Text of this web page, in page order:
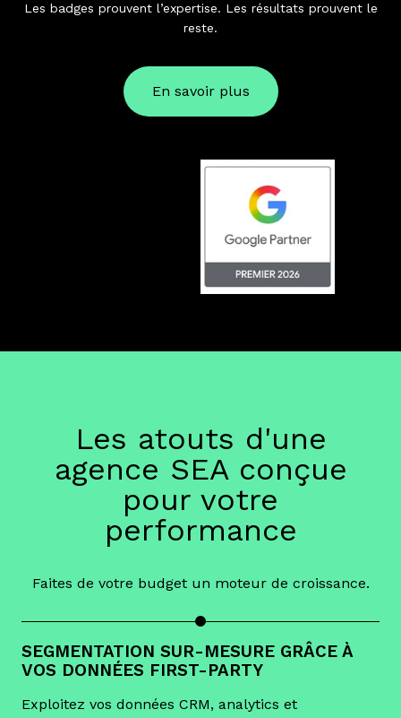
Les badges prouvent l’expertise. Les résultats prouvent le
reste.
En savoir plus
Les atouts d'une
agence SEA conçue
pour votre
performance
Faites de votre budget un moteur de croissance.
SEGMENTATION SUR-MESURE GRÂCE À
VOS DONNÉES FIRST-PARTY
Exploitez vos données CRM, analytics et